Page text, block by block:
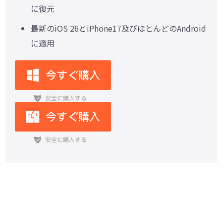
に復元
最新のiOS 26とiPhone17及びほとんどのAndroid
に適用